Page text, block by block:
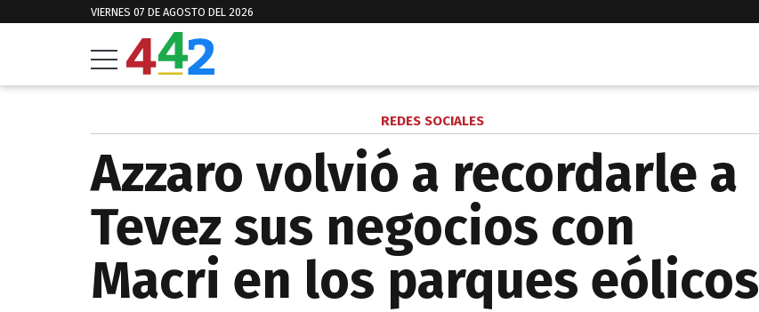
VIERNES 07 DE AGOSTO DEL 2026
REDES SOCIALES
Azzaro volvió a recordarle a
Tevez sus negocios con
Macri en los parques eólicos